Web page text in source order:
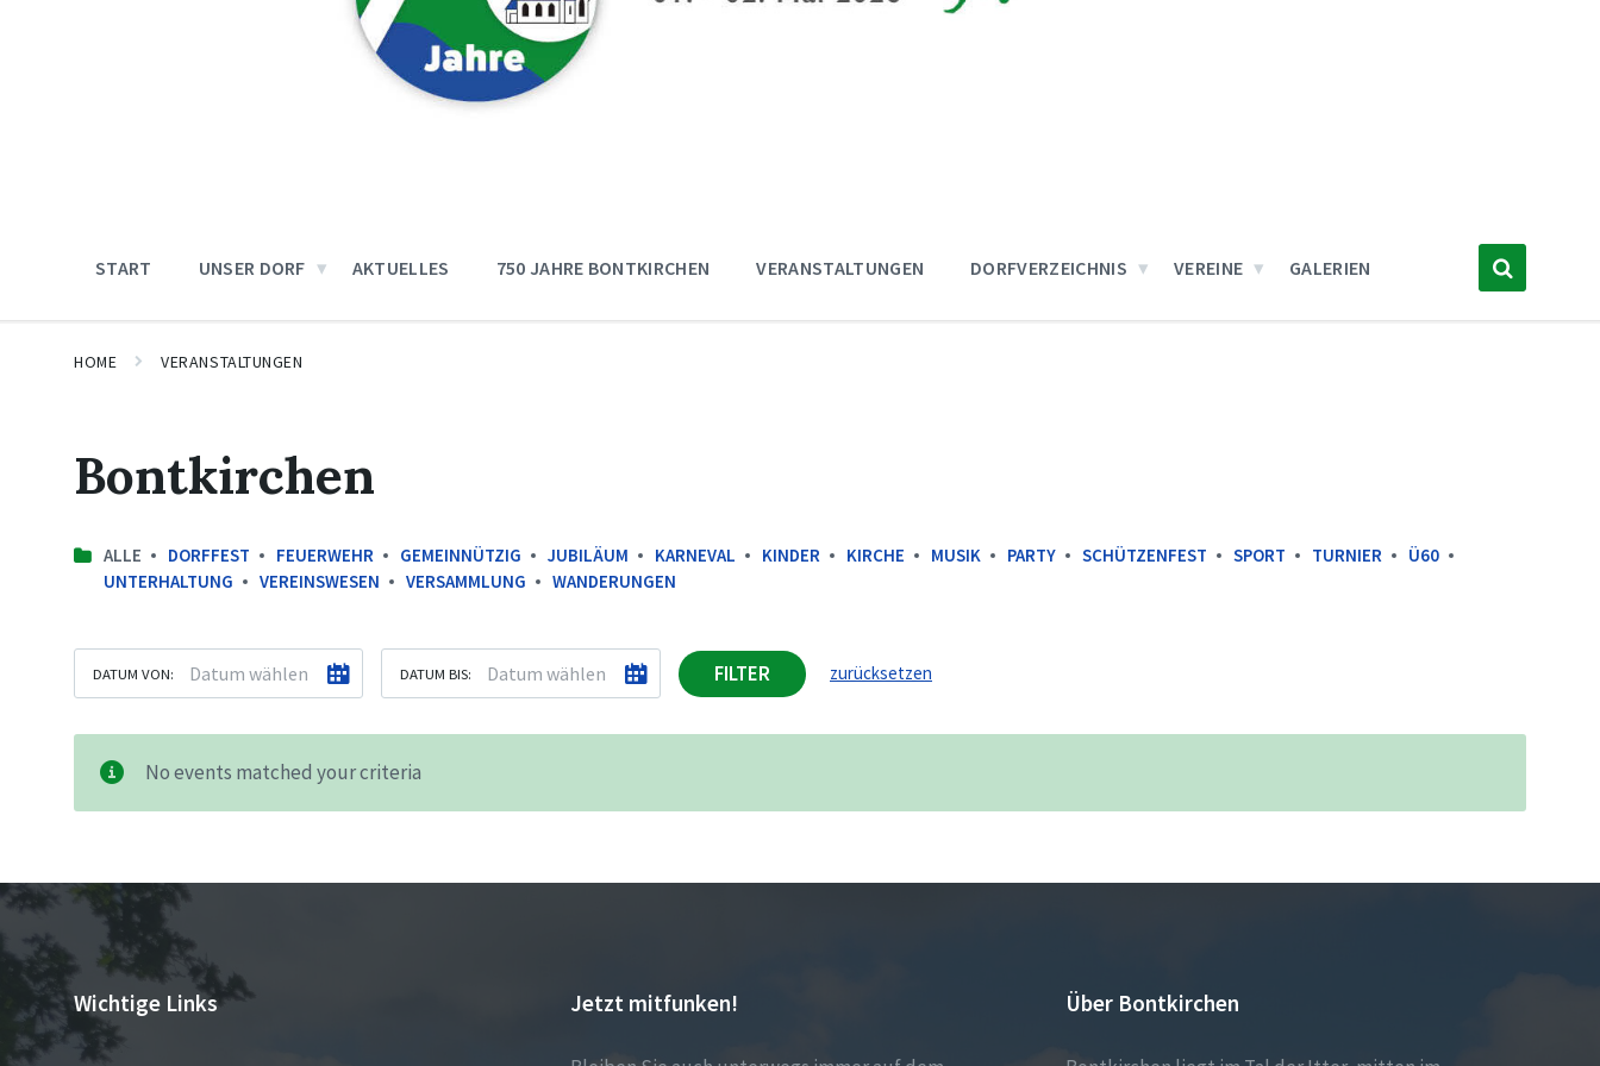
START UNSER DORF AKTUELLES 750 JAHRE BONTKIRCHEN VERANSTALTUNGEN DORFVERZEICHNIS VEREINE GALERIEN
HOME VERANSTALTUNGEN
Bontkirchen
ALLE DORFFEST FEUERWEHR GEMEINNÜTZIG JUBILÄUM KARNEVAL KINDER KIRCHE MUSIK PARTY SCHÜTZENFEST SPORT TURNIER
Ü60
UNTERHALTUNG
VEREINSWESEN VERSAMMLUNG WANDERUNGEN
DATUM VON: DATUM BIS: FILTER zurücksetzen
No events matched your criteria
Wichtige Links Jetzt mitfunken! Über Bontkirchen